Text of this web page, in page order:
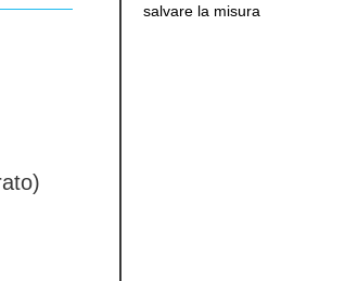
salvare la misura